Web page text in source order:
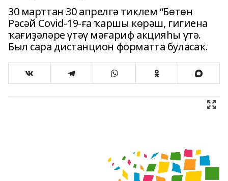
30 марттан 30 апрелгә тиклем “Бөтөн
Рәсәй Covid-19-ға ҡаршы көрәш, гигиена
ҡағиҙәләре үтәү мәғариф акцияһы үтә.
Был сара дистанцион форматта буласаҡ.